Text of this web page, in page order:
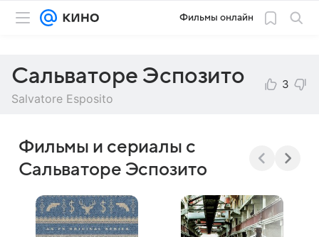
Фильмы онлайн
Сальваторе Эспозито
Salvatore Esposito
3
Фильмы и сериалы с
Сальваторе Эспозито